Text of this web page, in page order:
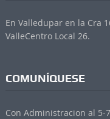
En Valledupar en la Cra
ValleCentro Local 26.
COMUNÍQUESE
Con Administracion al 5-